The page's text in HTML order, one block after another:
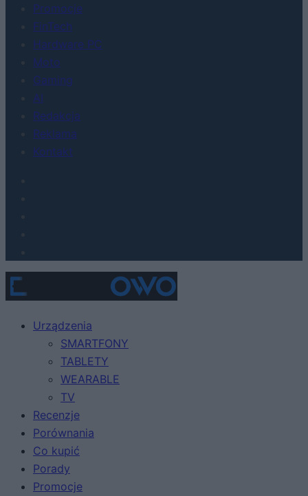
Promocje
FinTech
Hardware PC
Moto
Gaming
AI
Redakcja
Reklama
Kontakt
Urządzenia
SMARTFONY
TABLETY
WEARABLE
TV
Recenzje
Porównania
Co kupić
Porady
Promocje